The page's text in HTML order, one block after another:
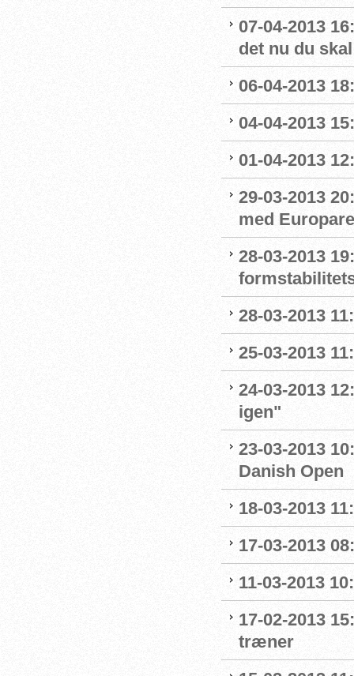
07-04-2013
det nu du
06-04-2013
04-04-2013
01-04-2013
29-03-2013
med
28-03-2013
28-03-2013
25-03-2013
24-03-2013
igen"
23-03-2013
Danish Open
18-03-2013
17-03-2013
11-03-2013
17-02-2013
træner